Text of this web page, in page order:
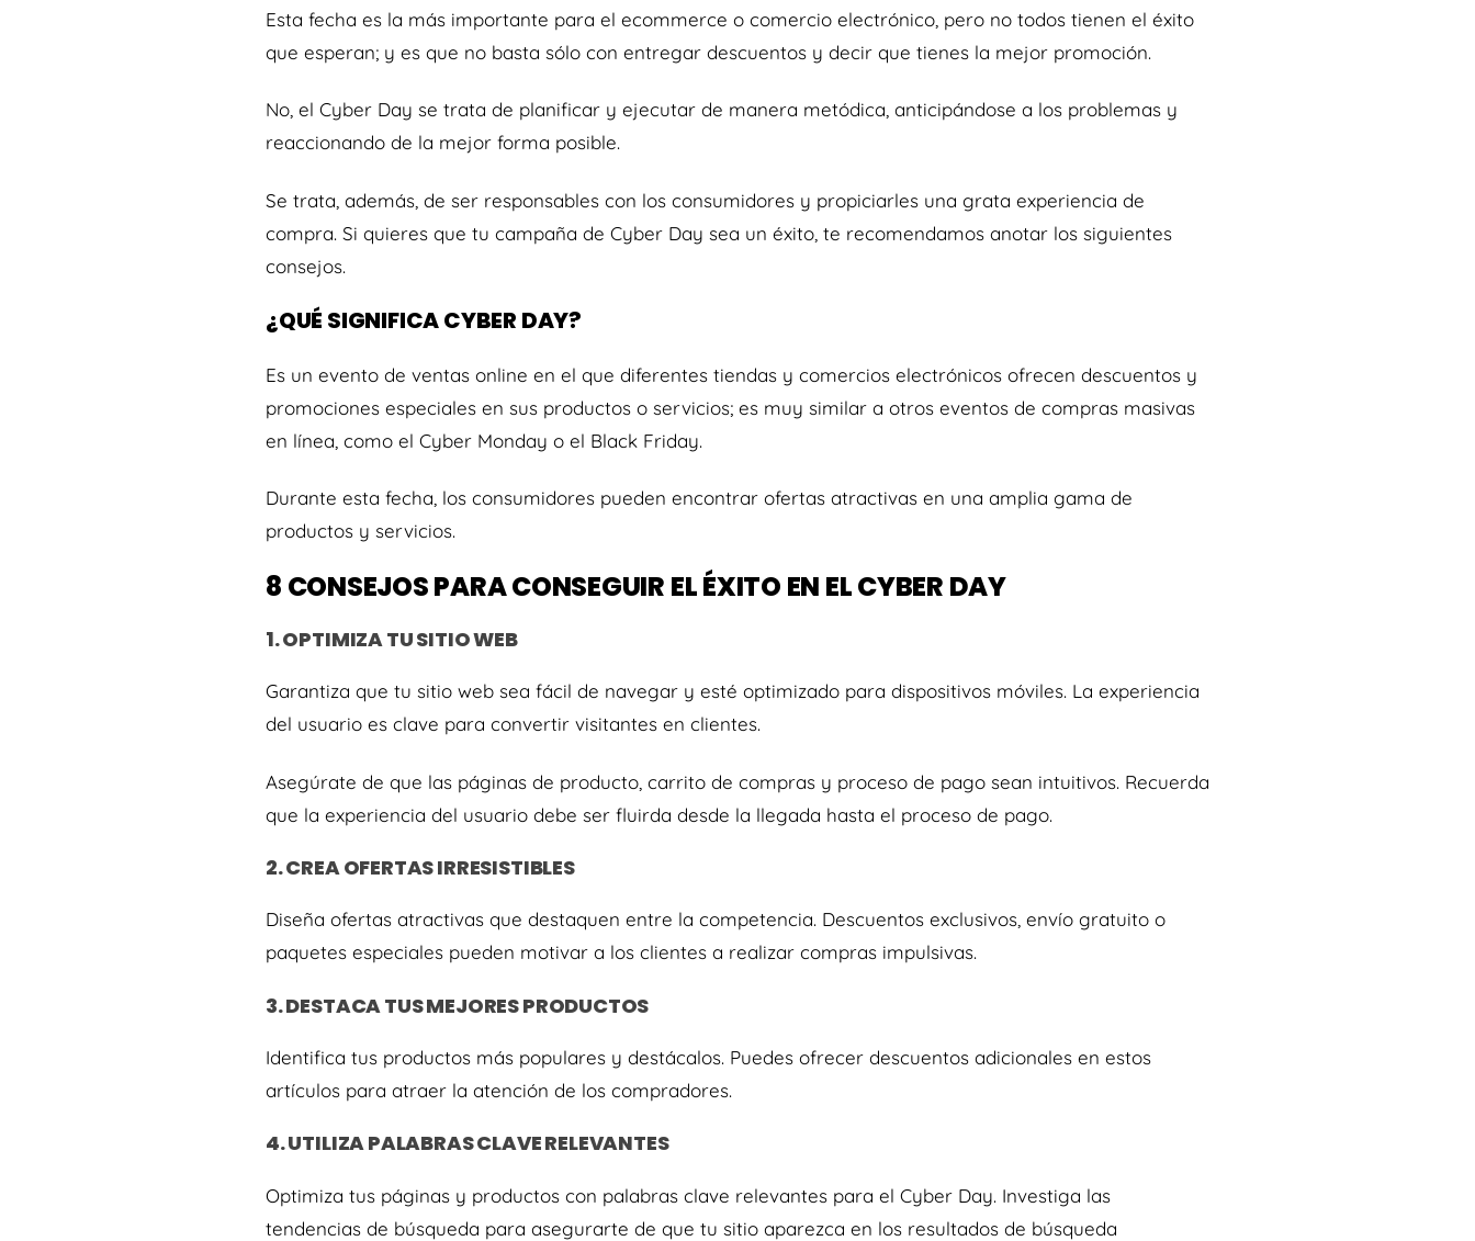
Esta fecha es la más importante para el ecommerce o comercio electrónico, pero no todos tienen el éxito
que esperan; y es que no basta sólo con entregar descuentos y decir que tienes la mejor promoción.
No, el Cyber Day se trata de planificar y ejecutar de manera metódica, anticipándose a los problemas y
reaccionando de la mejor forma posible.
Se trata, además, de ser responsables con los consumidores y propiciarles una grata experiencia de
compra. Si quieres que tu campaña de Cyber Day sea un éxito, te recomendamos anotar los siguientes
consejos.
¿QUÉ SIGNIFICA CYBER DAY?
Es un evento de ventas online en el que diferentes tiendas y comercios electrónicos ofrecen descuentos y
promociones especiales en sus productos o servicios; es muy similar a otros eventos de compras masivas
en línea, como el Cyber Monday o el Black Friday.
Durante esta fecha, los consumidores pueden encontrar ofertas atractivas en una amplia gama de
productos y servicios.
8 CONSEJOS PARA CONSEGUIR EL ÉXITO EN EL CYBER DAY
1. OPTIMIZA TU SITIO WEB
Garantiza que tu sitio web sea fácil de navegar y esté optimizado para dispositivos móviles. La experiencia
del usuario es clave para convertir visitantes en clientes.
Asegúrate de que las páginas de producto, carrito de compras y proceso de pago sean intuitivos. Recuerda
que la experiencia del usuario debe ser fluirda desde la llegada hasta el proceso de pago.
2. CREA OFERTAS IRRESISTIBLES
Diseña ofertas atractivas que destaquen entre la competencia. Descuentos exclusivos, envío gratuito o
paquetes especiales pueden motivar a los clientes a realizar compras impulsivas.
3. DESTACA TUS MEJORES PRODUCTOS
Identifica tus productos más populares y destácalos. Puedes ofrecer descuentos adicionales en estos
artículos para atraer la atención de los compradores.
4. UTILIZA PALABRAS CLAVE RELEVANTES
Optimiza tus páginas y productos con palabras clave relevantes para el Cyber Day. Investiga las
tendencias de búsqueda para asegurarte de que tu sitio aparezca en los resultados de búsqueda